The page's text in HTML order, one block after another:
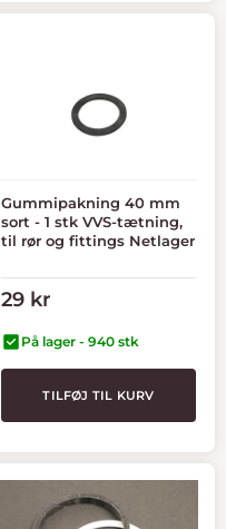
Gummipakning 40 mm
sort - 1 stk VVS-tætning,
til rør og fittings Netlager
Tilbudspris
29 kr
På lager - 940 stk
TILFØJ TIL KURV